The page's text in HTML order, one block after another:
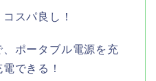
スパ良し！
、ポータブル電源を充
できる！